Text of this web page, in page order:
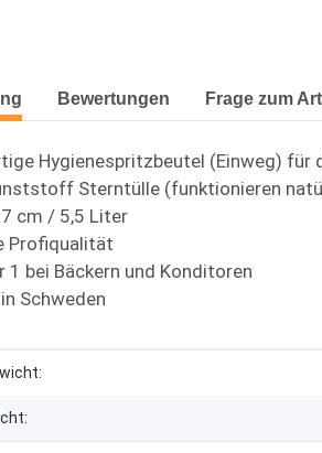
anzeigen
Bewertungen Frage zum
Hygienespritzbeutel (Einweg) für
Sterntülle (funktionieren
cm / 5,5 Liter
Profiqualität
1 bei Bäckern und Konditoren
Schweden